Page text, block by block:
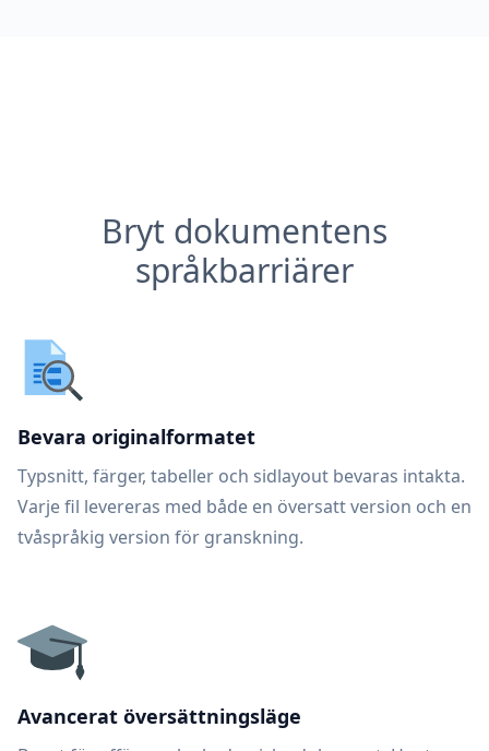
Bryt dokumentens
språkbarriärer
Bevara originalformatet
Typsnitt, färger, tabeller och sidlayout bevaras intakta.
Varje fil levereras med både en översatt version och en
tvåspråkig version för granskning.
Avancerat översättningsläge